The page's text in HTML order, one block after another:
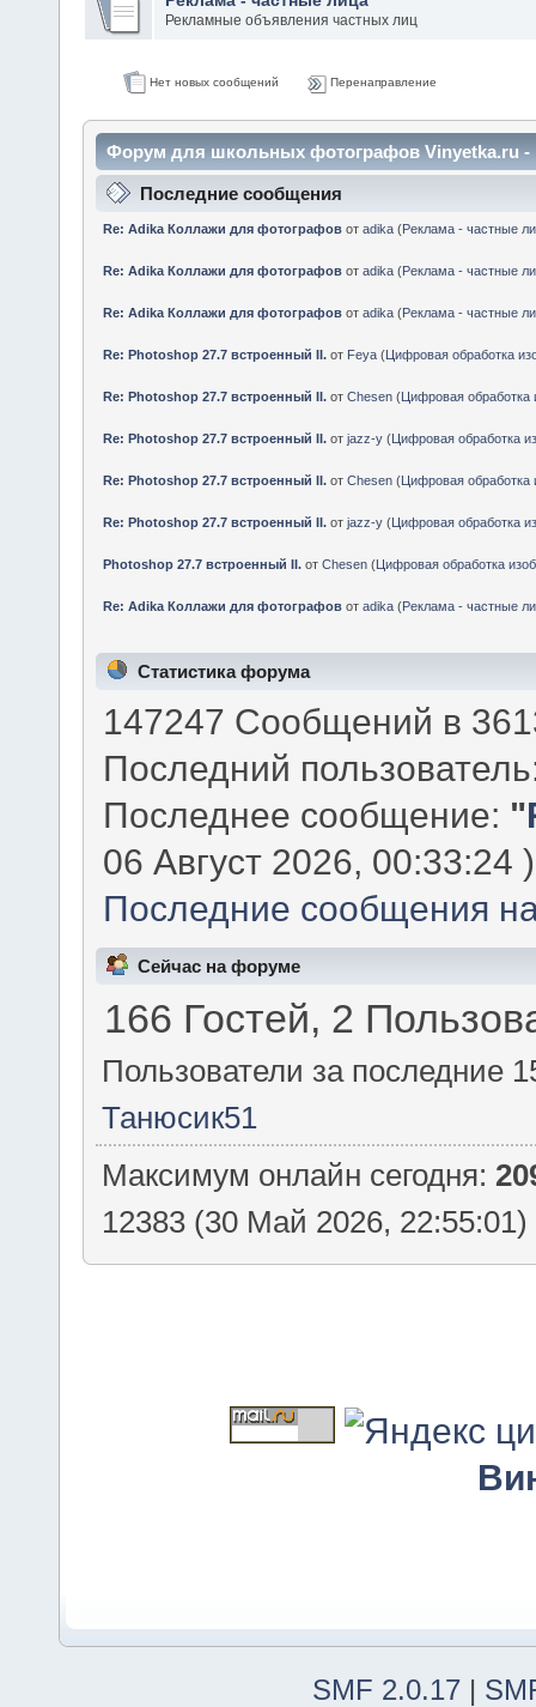
Рекламные объявления частных лиц
Нет новых сообщений Перенаправление
Форум для школьных фотографов Vinyetka.ru
Последние сообщения
Re: Adika Коллажи для фотографовот adika(Реклама - частные
Re: Adika Коллажи для фотографовот adika(Реклама - частные
Re: Adika Коллажи для фотографовот adika(Реклама - частные
Re: Photoshop 27.7 встроенный II.от Feya(Цифровая обработка
Re: Photoshop 27.7 встроенный II.от Chesen(Цифровая обработка
Re: Photoshop 27.7 встроенный II.от jazz-y(Цифровая обработка
Re: Photoshop 27.7 встроенный II.от Chesen(Цифровая обработка
Re: Photoshop 27.7 встроенный II.от jazz-y(Цифровая обработка
Photoshop 27.7 встроенный II.от Chesen(Цифровая обработка
Re: Adika Коллажи для фотографовот adika(Реклама - частные
Статистика форума
147247 Сообщений в
Последний
Последнее сообщение: "
06 Август 2026, 00:33:24 )
Последние сообщения
Сейчас на форуме
166 Гостей, 2
Пользователи за последние
Танюсик51
Максимум онлайн сегодня:
12383 (30 Май 2026, 22:55:01)
SMF 2.0.17 |